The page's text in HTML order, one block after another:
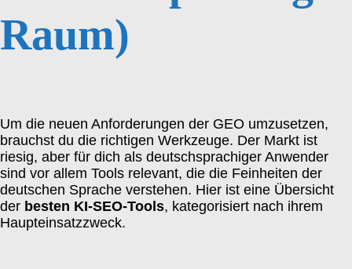
Raum)
Um die neuen Anforderungen der GEO umzusetzen,
brauchst du die richtigen Werkzeuge. Der Markt ist
riesig, aber für dich als deutschsprachiger Anwender
sind vor allem Tools relevant, die die Feinheiten der
deutschen Sprache verstehen. Hier ist eine Übersicht
der besten KI-SEO-Tools, kategorisiert nach ihrem
Haupteinsatzzweck.